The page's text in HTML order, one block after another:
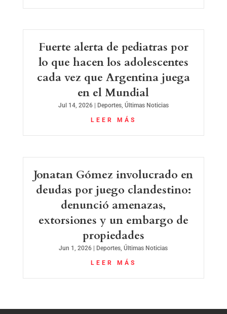
Fuerte alerta de pediatras por
lo que hacen los adolescentes
cada vez que Argentina juega
en el Mundial
Jul 14, 2026| Deportes, Últimas Noticias
LEER MÁS
Jonatan Gómez involucrado en
deudas por juego clandestino:
denunció amenazas,
extorsiones y un embargo de
propiedades
Jun 1, 2026 | Deportes ,Últimas Noticias
LEER MÁS